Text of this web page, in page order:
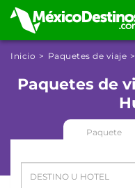
Inicio Paquetes de viaje
Paquetes de
Paquete